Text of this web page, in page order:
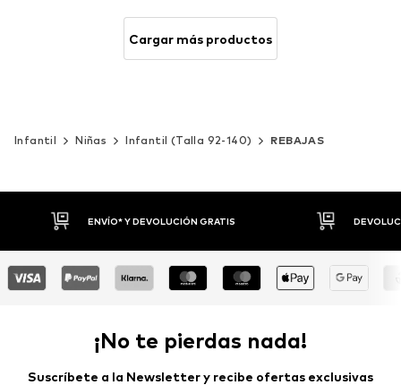
Cargar más productos
Infantil Niñas Infantil (Talla 92-140) REBAJAS
DEVOLUCIONES HASTA 30 DÍAS
¡No te pierdas nada!
Suscríbete a la Newsletter y recibe ofertas exclusivas